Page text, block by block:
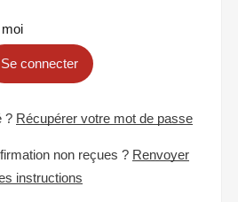
Se connecter
? Récupérer votre mot de passe
non reçues ? Renvoyer
instructions